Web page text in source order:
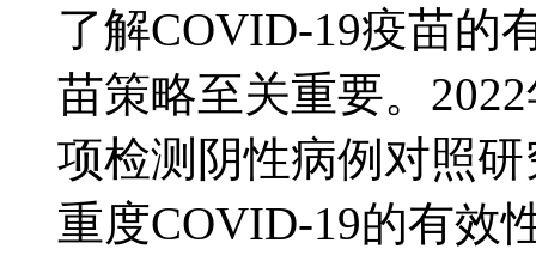
了解COVID-19疫苗的
苗策略至关重要。
项检测阴性病例对照
重度COVID-19的有效